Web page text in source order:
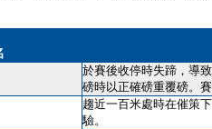
於賽後收停時失蹄，導
磅時以正確磅重覆磅。
趨近一百米處時在催策
驗。